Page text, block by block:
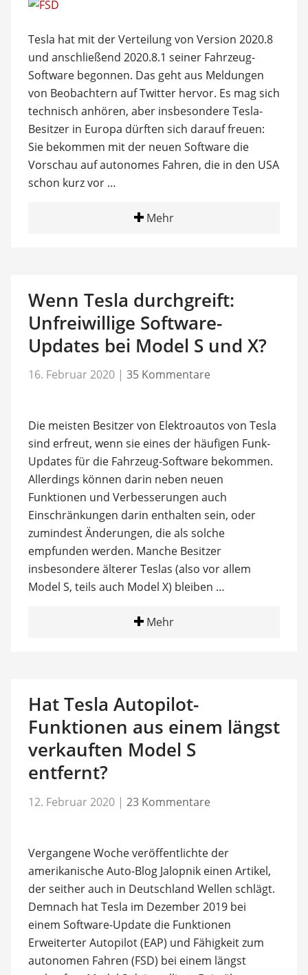
Tesla hat mit der Verteilung von Version 2020.8
und anschließend 2020.8.1 seiner Fahrzeug-
Software begonnen. Das geht aus Meldungen
von Beobachtern auf Twitter hervor. Es mag sich
technisch anhören, aber insbesondere Tesla-
Besitzer in Europa dürften sich darauf freuen:
Sie bekommen mit der neuen Software die
Vorschau auf autonomes Fahren, die in den USA
schon kurz vor …
Mehr
Wenn Tesla durchgreift:
Unfreiwillige Software-
Updates bei Model S und X?
16. Februar 2020 | 35 Kommentare
Die meisten Besitzer von Elektroautos von Tesla
sind erfreut, wenn sie eines der häufigen Funk-
Updates für die Fahrzeug-Software bekommen.
Allerdings können darin neben neuen
Funktionen und Verbesserungen auch
Einschränkungen darin enthalten sein, oder
zumindest Änderungen, die als solche
empfunden werden. Manche Besitzer
insbesondere älterer Teslas (also vor allem
Model S, teils auch Model X) bleiben …
Mehr
Hat Tesla Autopilot-
Funktionen aus einem längst
verkauften Model S
entfernt?
12. Februar 2020 | 23 Kommentare
Vergangene Woche veröffentlichte der
amerikanische Auto-Blog Jalopnik einen Artikel,
der seither auch in Deutschland Wellen schlägt.
Demnach hat Tesla im Dezember 2019 bei
einem Software-Update die Funktionen
Erweiterter Autopilot (EAP) und Fähigkeit zum
autonomen Fahren (FSD) bei einem längst